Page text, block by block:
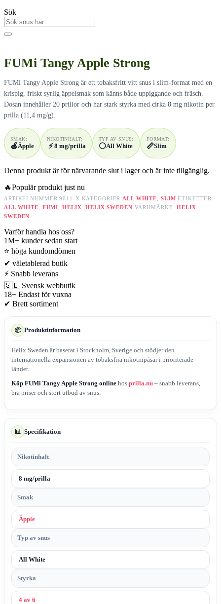
Sök
FUMi Tangy Apple Strong
FUMi Tangy Apple Strong är ett tobaksfritt vitt snus i slim-format med en
krispig, friskt syrlig äppelsmak som känns både uppiggande och fräsch.
Dosan innehåller 20 prillor och har stark styrka med cirka 8 mg nikotin per
prilla (11,4 mg/g).
SMAK:
🍏Äpple
NIKOTINHALT:
⚡8 mg/prilla
TYP AV SNUS:
⚪All White
FORMAT:
📏Slim
Denna produkt är för närvarande slut i lager och är inte tillgänglig.
🔥Populär produkt just nu
ARTIKELNUMMER9011-X KATEGORIER ALL WHITE SLIM ETIKETTER
ALL WHITE
FUMI HELIX ,HELIX SWEDEN VARUMÄRKE:HELIX
SWEDEN
Varför handla hos oss?
1M+ kunder sedan start
⭐ höga kundomdömen
✔ väletablerad butik
⚡ Snabb leverans
🇸🇪 Svensk webbutik
18+ Endast för vuxna
✔ Brett sortiment
📦 Produktinformation
Helix Sweden är baserat i Stockholm, Sverige och stödjer den
internationella expansionen av tobaksfria nikotinpåsar i prioriterade
länder.
Köp FUMi Tangy Apple Strong online hos prilla.nu – snabb leverans,
bra priser och stort utbud av snus.
📊 Specifikation
Nikotinhalt
8 mg/prilla
Smak
Äpple
Typ av snus
All White
Styrka
4 av 6